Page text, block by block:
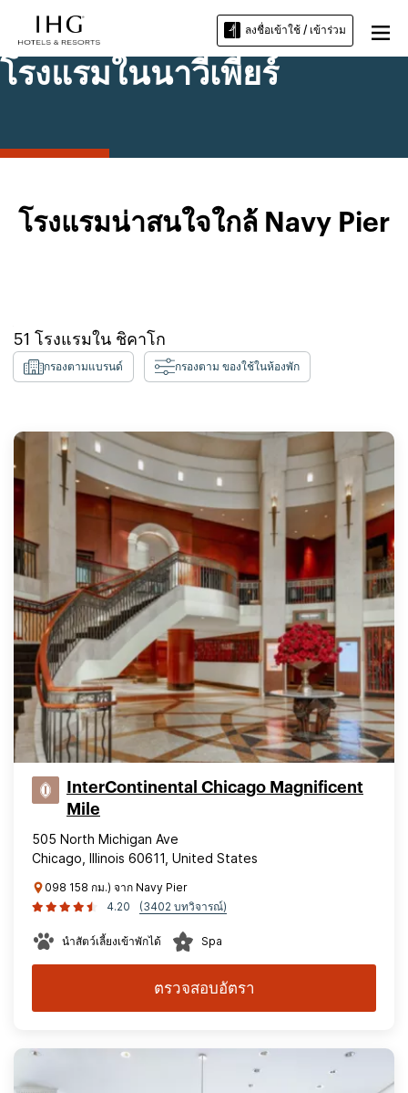
ลงชื่อเข้าใช้ / เข้าร่วม
โรงแรมในนาวีเพียร์
โรงแรมน่าสนใจใกล้ Navy Pier
51 โรงแรมใน ชิคาโก
กรองตามแบรนด์ กรองตาม ของใช้ในห้องพัก
InterContinental Chicago Magnificent
Mile
505 North Michigan Ave
Chicago, Illinois 60611, United States
098 158 กม.) จาก Navy Pier
4.20
(3402 บทวิจารณ์)
นำสัตว์เลี้ยงเข้าพักได้ Spa
ตรวจสอบอัตรา